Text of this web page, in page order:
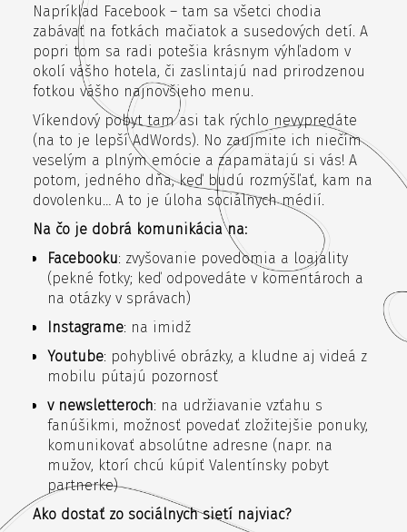
Napríklad Facebook – tam sa všetci chodia
zabávať na fotkách mačiatok a susedových detí. A
popri tom sa radi potešia krásnym výhľadom v
okolí vášho hotela, či zaslintajú nad prirodzenou
fotkou vášho najnovšieho menu.
Víkendový pobyt tam asi tak rýchlo nevypredáte
(na to je lepší AdWords). No zaujmite ich niečím
veselým a plným emócie a zapamätajú si vás! A
potom, jedného dňa, keď budú rozmýšľať, kam na
dovolenku… A to je úloha sociálnych médií.
Na čo je dobrá komunikácia na:
Facebooku: zvyšovanie povedomia a loajality
(pekné fotky; keď odpovedáte v komentároch a
na otázky v správach)
Instagrame: na imidž
Youtube: pohyblivé obrázky, a kludne aj videá z
mobilu pútajú pozornosť
v newsletteroch: na udržiavanie vzťahu s
fanúšikmi, možnosť povedať zložitejšie ponuky,
komunikovať absolútne adresne (napr. na
mužov, ktorí chcú kúpiť Valentínsky pobyt
partnerke)
Ako dostať zo sociálnych sietí najviac?